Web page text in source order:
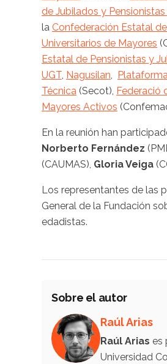
de Jubilados y
la Confederación Estatal
Universitarios de Mayores
Estatal de Pensionistas y
UGT Nagusilan
Técnica (Secot), Federació
Mayores Activos
En la reunión han
Norberto Fernández
(CAUMAS), Gloria Veiga
Los representantes de las
General de la Fundación
edadistas.
Sobre el autor
Raúl Arias
Raúl Arias es
Universidad